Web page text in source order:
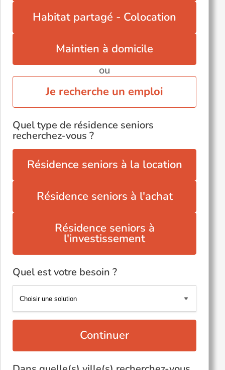
Saint-Fargeau-Ponthierry (77310)
Tournan-en-Brie (77220)
Vernou-la-Celle-sur-Seine (77670)
Voir toutes les villes du département
Habitat partagé - Colocation
Maintien à domicile
ou
Je recherche un emploi
Quel type de résidence seniors
recherchez-vous ?
Résidence seniors à la location
Résidence seniors à l'achat
Résidence seniors à
l'investissement
Quel est votre besoin ?
Continuer